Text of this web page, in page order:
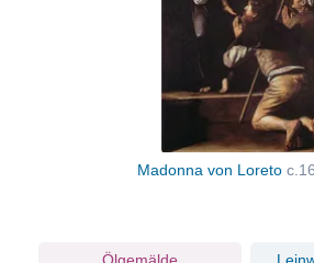
Madonna von Loreto
Ölgemälde